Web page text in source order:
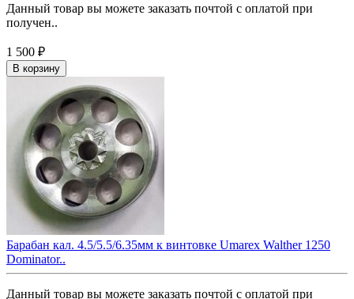
Данный товар вы можете заказать почтой с оплатой при
получен..
1 500 ₽
В корзину
Барабан кал. 4.5/5.5/6.35мм к винтовке Umarex Walther 1250
Dominator..
Данный товар вы можете заказать почтой с оплатой при